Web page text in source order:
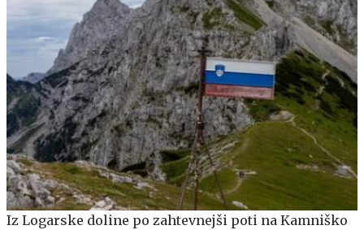
Iz Logarske doline po zahtevnejši poti na Kamniško